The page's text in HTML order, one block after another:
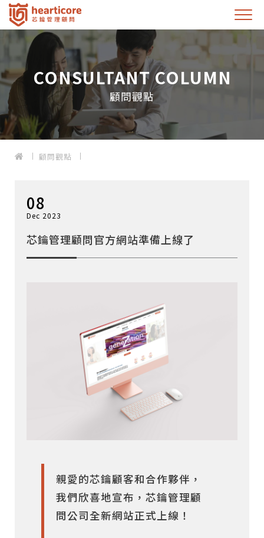
CONSULTANT COLUMN
顧問觀點
顧問觀點
08
Dec 2023
芯鑰管理顧問官方網站準備上線了
親愛的芯鑰顧客和合作夥伴，
我們欣喜地宣布，芯鑰管理顧
問公司全新網站正式上線！